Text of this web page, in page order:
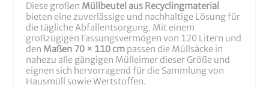
Diese großen Müllbeutel aus Recyclingmaterial
bieten eine zuverlässige und nachhaltige Lösung für
die tägliche Abfallentsorgung. Mit einem
großzügigen Fassungsvermögen von 120 Litern und
den Maßen 70 × 110 cm passen die Müllsäcke in
nahezu alle gängigen Mülleimer dieser Größe und
eignen sich hervorragend für die Sammlung von
Hausmüll sowie Wertstoffen.